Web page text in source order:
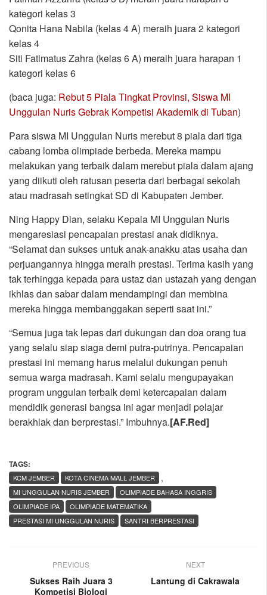
kategori kelas 3
Qonita Hana Nabila (kelas 4 A) meraih juara 2 kategori
kelas 4
Siti Fatimatus Zahra (kelas 6 A) meraih juara harapan 1
kategori kelas 6
(baca juga: Rebut 5 Piala Tingkat Provinsi, Siswa MI
Unggulan Nuris Gebrak Kompetisi Akademik di Tuban)
Para siswa MI Unggulan Nuris merebut 8 piala dari tiga
cabang lomba olimpiade berbeda. Mereka mampu
melakukan yang terbaik dalam merebut piala dalam ajang
yang diikuti oleh ratusan peserta dari berbagai sekolah
atau madrasah setingkat SD di Kabupaten Jember.
Ning Happy Dian, selaku Kepala MI Unggulan Nuris
mengaresiasi pencapaian prestasi anak didiknya.
“Selamat dan sukses untuk anak-anakku atas usaha dan
perjuangannya hingga meraih prestasi. Terima kasih yang
tak terhingga kepada para ustaz dan ustazah yang dengan
ikhlas dan sabar dalam mendampingi dan membina
mereka hingga membanggakan seperti saat ini.”
“Semua juga tak lepas dari dukungan dan doa orang tua
yang selalu siap siaga demi putra-putrinya. Pencapaian
prestasi ini memang harus melalui dukungan penuh
semua warga madrasah. Kami selalu mengupayakan
program unggulan terbaik demi ketercapaian dalam
mendidik generasi bangsa ini agar menjadi pelajar
berakhlak dan berprestasi.” Imbuhnya.[AF.Red]
TAGS:
,
KCM JEMBER
KOTA CINEMA MALL JEMBER
MI UNGGULAN NURIS JEMBER
OLIMPIADE BAHASA INGGRIS
OLIMPIADE IPA
OLIMPIADE MATEMATIKA
PRESTASI MI UNGGULAN NURIS
SANTRI BERPRESTASI
PREVIOUS
Sukses Raih Juara 3
Kompetisi Biologi
NEXT
Lantung di Cakrawala